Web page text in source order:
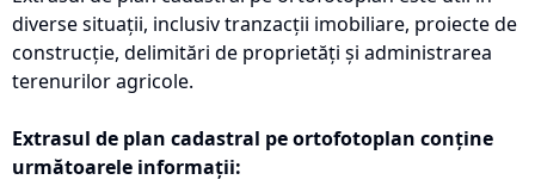
diverse situații, inclusiv tranzacții imobiliare, proiecte de
construcție, delimitări de proprietăți și administrarea
terenurilor agricole.
Extrasul de plan cadastral pe ortofotoplan conține
următoarele informații: